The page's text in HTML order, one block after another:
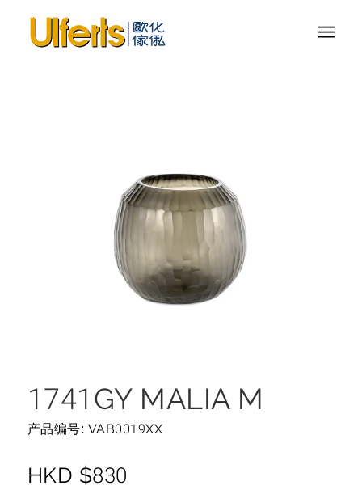
1741GY MALIA M
产品编号: VAB0019XX
HKD $830